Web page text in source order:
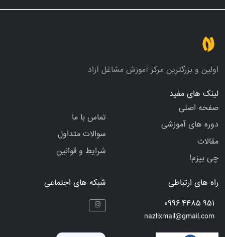
اولین و بزرگترین مرکز آموزش مشاغل آزاد
لینک های مفید
صفحه اصلی
دوره های آموزشی
مقالات
چی بپزم!
تماس با ما
سوالات متداول
شرایط و قوانین
راه های ارتباطی
951 4485 0996
nazlixmail@gmail.com
شبکه های اجتماعی